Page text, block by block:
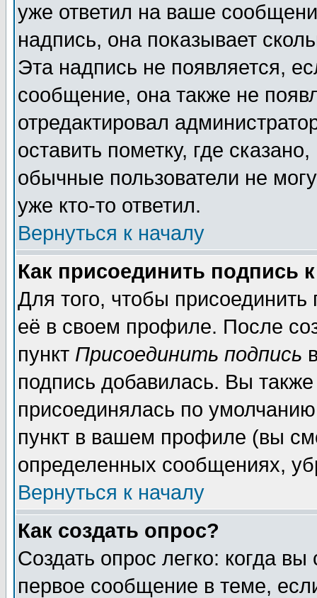
уже ответил на ваше
надпись, она показывает
Эта надпись не появляется,
сообщение, она также не
отредактировал
оставить пометку, где
обычные пользователи не
уже кто-то ответил.
Вернуться к началу
Как присоединить подпись
Для того, чтобы
её в своем профиле. После
пункт Присоединить подпись
подпись добавилась. Вы
присоединялась по
пункт в вашем профиле (вы
определенных сообщениях,
Вернуться к началу
Как создать опрос?
Создать опрос легко: когда
первое сообщение в теме,